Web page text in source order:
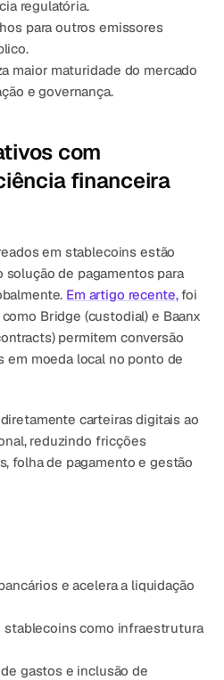
regulatória.
para outros emissores
maior maturidade do mercado
e governança.
com
financeira
em stablecoins estão
de pagamentos para
Em artigo recente, foi
Bridge (custodial) e Baanx
permitem conversão
em moeda local no ponto de
carteiras digitais ao
reduzindo fricções
folha de pagamento e gestão
e acelera a liquidação
stablecoins como infraestrutura
gastos e inclusão de